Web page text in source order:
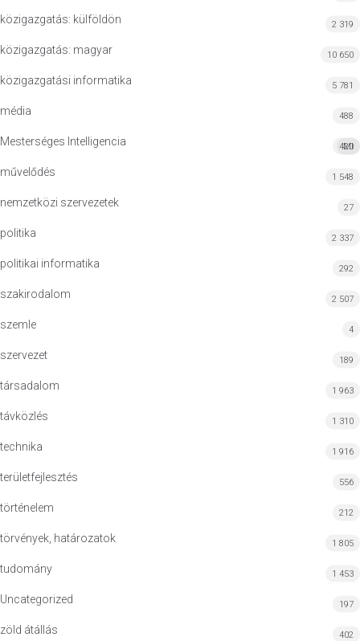
közigazgatás: külföldön 2 319
közigazgatás: magyar 10 650
közigazgatási informatika 5 781
média 488
Mesterséges Intelligencia MI
420
művelődés 1 548
nemzetközi szervezetek 27
politika 2 337
politikai informatika 292
szakirodalom 2 507
szemle 4
szervezet 189
társadalom 1 963
távközlés 1 310
technika 1 916
területfejlesztés 556
történelem 212
törvények, határozatok 1 805
tudomány 1 453
Uncategorized 197
zöld átállás 402